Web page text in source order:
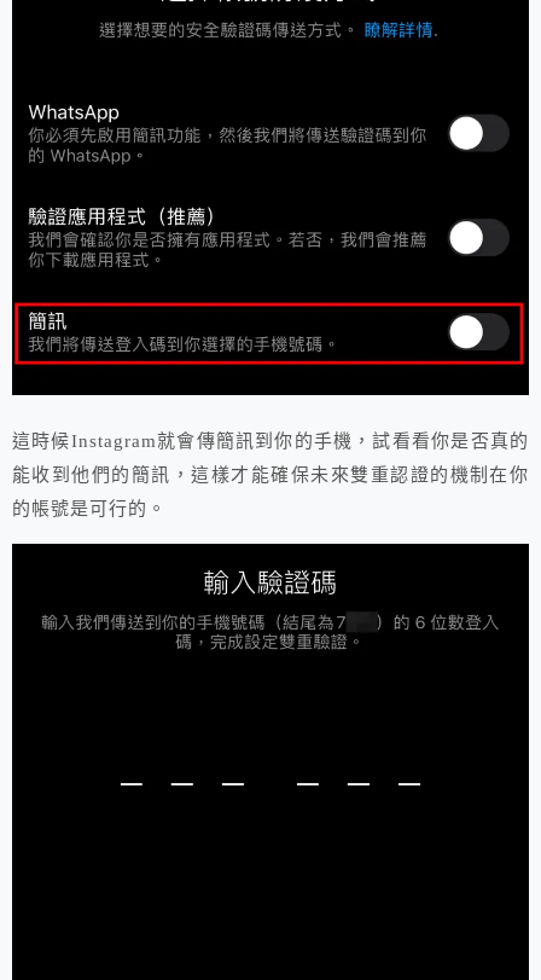
這時候Instagram就會傳簡訊到你的手機，試看看你是否真的
能收到他們的簡訊，這樣才能確保未來雙重認證的機制在你
的帳號是可行的。